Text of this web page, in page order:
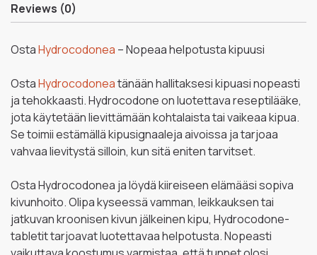
Reviews (0)
OstaHydrocodonea – Nopeaa helpotusta kipuusi
OstaHydrocodoneatänään hallitaksesi kipuasi nopeasti
ja tehokkaasti. Hydrocodone on luotettava reseptilääke,
jota käytetään lievittämään kohtalaista tai vaikeaa kipua.
Se toimii estämällä kipusignaaleja aivoissa ja tarjoaa
vahvaa lievitystä silloin, kun sitä eniten tarvitset.
Osta Hydrocodonea ja löydä kiireiseen elämääsi sopiva
kivunhoito. Olipa kyseessä vamman, leikkauksen tai
jatkuvan kroonisen kivun jälkeinen kipu, Hydrocodone-
tabletit tarjoavat luotettavaa helpotusta. Nopeasti